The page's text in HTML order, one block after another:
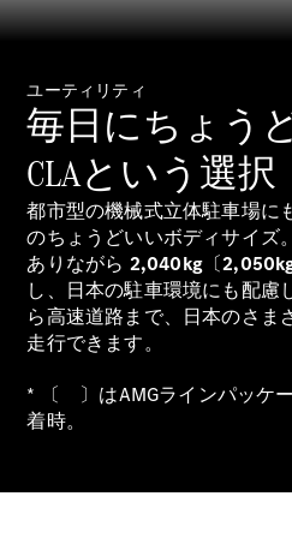
All Compact
A-Class
B-Class
試乗リクエ
スト
オンライン
ショールー
ム
ユーティリティ
毎日にちょう
CLAという選択
都市型の機械式立体駐車場に
のちょうどいいボディサイズ
ありながら 2,040kg 〔
し、日本の駐車環境にも配慮
ら高速道路まで、日本のさま
走行できます。
* 〔 〕はAMGラインパッケ
着時。